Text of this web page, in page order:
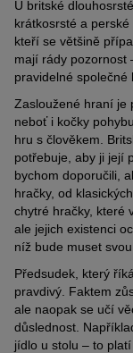
U britské
krátkosrsté a perské
kteří se většině
mají rády pozornost
pravidelné společné
Zasloužené hraní je
neboť i kočky
hru s člověkem.
potřebuje, aby ji její
bychom doporučili,
hračky, od
chytré hračky, které
ale jejich existenci
níž bude muset svou
Předsudek, který
pravdivý. Faktem
ale naopak se učí
důslednost.
jídlo u stolu – to